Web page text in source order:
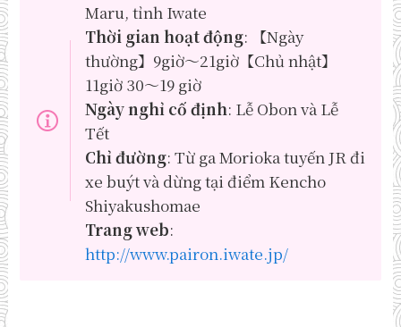
Maru, tỉnh Iwate
Thời gian hoạt động: 【Ngày
thường】9giờ～21giờ【Chủ nhật】
11giờ 30～19 giờ
Ngày nghỉ cố định: Lễ Obon và Lễ
Tết
Chỉ đường: Từ ga Morioka tuyến JR đi
xe buýt và dừng tại điểm Kencho
Shiyakushomae
Trang web:
http://www.pairon.iwate.jp/